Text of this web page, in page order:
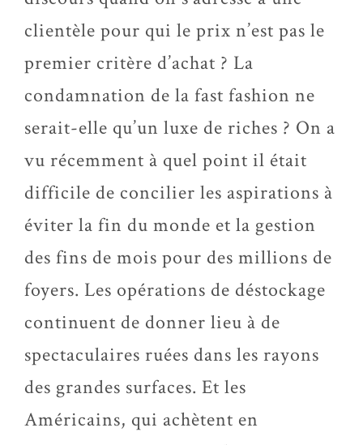
clientèle pour qui le prix n’est pas le
premier critère d’achat ? La
condamnation de la fast fashion ne
serait-elle qu’un luxe de riches ? On a
vu récemment à quel point il était
difficile de concilier les aspirations à
éviter la fin du monde et la gestion
des fins de mois pour des millions de
foyers. Les opérations de déstockage
continuent de donner lieu à de
spectaculaires ruées dans les rayons
des grandes surfaces. Et les
Américains, qui achètent en